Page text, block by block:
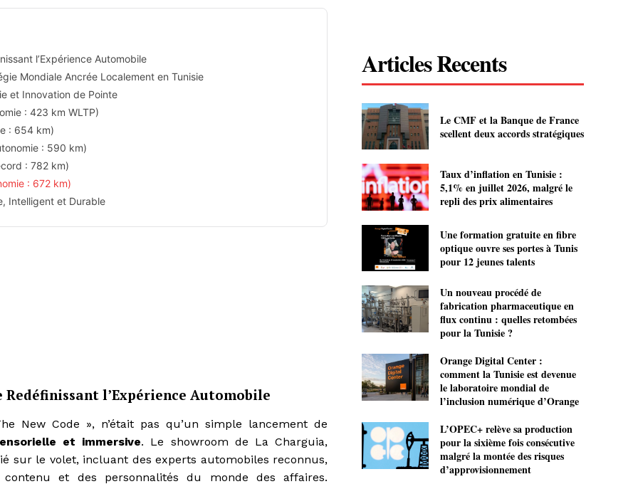
l’Expérience Automobile
Mondiale Ancrée Localement en Tunisie
et Innovation de Pointe
: 423 km WLTP)
: 654 km)
: 590 km)
: 782 km)
: 672 km)
Intelligent et Durable
Redéfinissant l’Expérience Automobile
New Code », n’était pas qu’un simple lancement de
et immersive. Le showroom de La Charguia,
sur le volet, incluant des experts automobiles reconnus,
et des personnalités du monde des affaires.
Articles Recents
Le CMF et la Banque de France
scellent deux accords stratégiques
Taux d’inflation en Tunisie :
5,1% en juillet 2026, malgré le
repli des prix alimentaires
Une formation gratuite en fibre
optique ouvre ses portes à Tunis
pour 12 jeunes talents
Un nouveau procédé de
fabrication pharmaceutique en
flux continu : quelles retombées
pour la Tunisie ?
Orange Digital Center :
comment la Tunisie est devenue
le laboratoire mondial de
l’inclusion numérique d’Orange
L’OPEC+ relève sa production
pour la sixième fois consécutive
malgré la montée des risques
d’approvisionnement